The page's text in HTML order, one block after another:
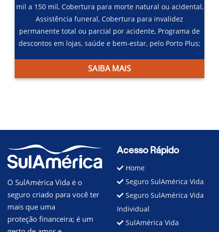
mil a 150 mil, Cobertura para morte natural ou acidental,
Assistência funeral,Cobertura para invalidez
permanente total ou parcial por acidente, Programa de
descontos em lojas, saúde e bem-estar, pelo Porto Plus;
SAIBA MAIS
O SulAmérica Vida é o
seguro criado para você ter
mais que uma
proteção financeira; é um
Acesso Rápido
Home
Seguro SulAmérica Vida
Seguro SulAmérica Vida
Individual
SulAmérica Vida